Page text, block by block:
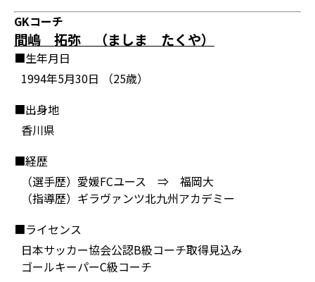
GKコーチ
間嶋 拓弥 （ましま たくや）
■生年月日
1994年5月30日 （25歳）
■出身地
香川県
■経歴
（選手歴）愛媛FCユース ⇒ 福岡大
（指導歴）ギラヴァンツ北九州アカデミー
■ライセンス
日本サッカー協会公認B級コーチ取得見込み
ゴールキーパーC級コーチ